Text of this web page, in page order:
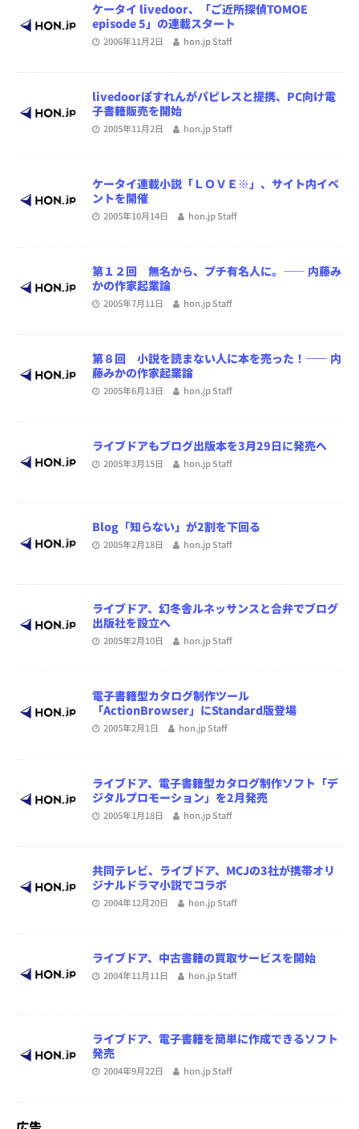
ケータイ livedoor、「ご近所探偵TOMOE
episode 5」の連載スタート
2006年11月2日 hon.jp Staff
livedoorぽすれんがパピレスと提携、PC向け電
子書籍販売を開始
2005年11月2日 hon.jp Staff
ケータイ連載小説「ＬＯＶＥ※」、サイト内イベ
ントを開催
2005年10月14日 hon.jp Staff
第１２回 無名から、プチ有名人に。―― 内藤み
かの作家起業論
2005年7月11日 hon.jp Staff
第８回 小説を読まない人に本を売った！―― 内
藤みかの作家起業論
2005年6月13日 hon.jp Staff
ライブドアもブログ出版本を3月29日に発売へ
2005年3月15日 hon.jp Staff
Blog「知らない」が2割を下回る
2005年2月18日 hon.jp Staff
ライブドア、幻冬舎ルネッサンスと合弁でブログ
出版社を設立へ
2005年2月10日 hon.jp Staff
電子書籍型カタログ制作ツール
「ActionBrowser」にStandard版登場
2005年2月1日 hon.jp Staff
ライブドア、電子書籍型カタログ制作ソフト「デ
ジタルプロモーション」を2月発売
2005年1月18日 hon.jp Staff
共同テレビ、ライブドア、MCJの3社が携帯オリ
ジナルドラマ小説でコラボ
2004年12月20日 hon.jp Staff
ライブドア、中古書籍の買取サービスを開始
2004年11月11日 hon.jp Staff
ライブドア、電子書籍を簡単に作成できるソフト
発売
2004年9月22日 hon.jp Staff